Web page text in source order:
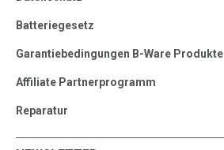
Batteriegesetz
Garantiebedingungen B-Ware Produkte
Affiliate Partnerprogramm
Reparatur